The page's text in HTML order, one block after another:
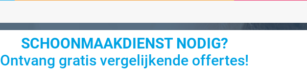
SCHOONMAAKDIENST NODIG?
Ontvang gratis vergelijkende offertes!